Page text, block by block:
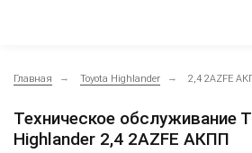
Главная Toyota Highlander 2,4 2AZFE
Техническое обслуживание
Highlander 2,4 2AZFE АКПП